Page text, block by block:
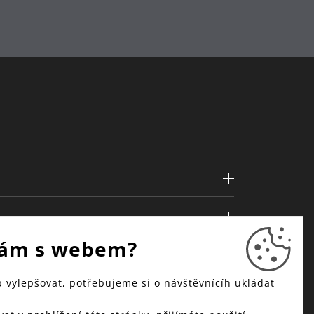
s webem?
vylepšovat, potřebujeme si o návštěvnícíh ukládat